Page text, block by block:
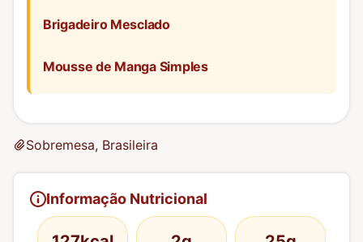
Brigadeiro Mesclado
Mousse de Manga Simples
Sobremesa, Brasileira
Informação Nutricional